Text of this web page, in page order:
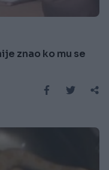
znao ko mu se